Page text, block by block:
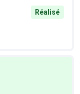
Réalisé